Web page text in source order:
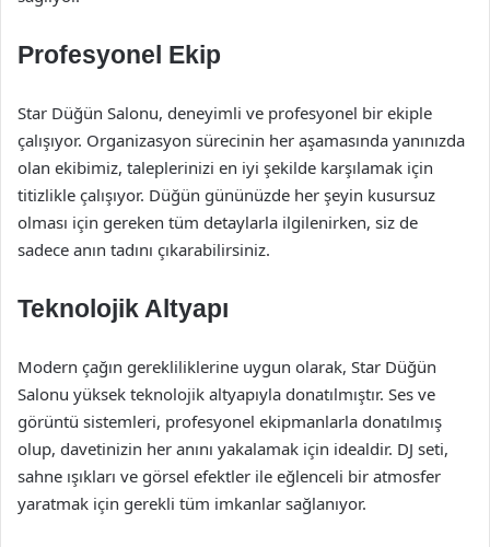
Profesyonel Ekip
Star Düğün Salonu, deneyimli ve profesyonel bir ekiple
çalışıyor. Organizasyon sürecinin her aşamasında yanınızda
olan ekibimiz, taleplerinizi en iyi şekilde karşılamak için
titizlikle çalışıyor. Düğün gününüzde her şeyin kusursuz
olması için gereken tüm detaylarla ilgilenirken, siz de
sadece anın tadını çıkarabilirsiniz.
Teknolojik Altyapı
Modern çağın gerekliliklerine uygun olarak, Star Düğün
Salonu yüksek teknolojik altyapıyla donatılmıştır. Ses ve
görüntü sistemleri, profesyonel ekipmanlarla donatılmış
olup, davetinizin her anını yakalamak için idealdir. DJ seti,
sahne ışıkları ve görsel efektler ile eğlenceli bir atmosfer
yaratmak için gerekli tüm imkanlar sağlanıyor.